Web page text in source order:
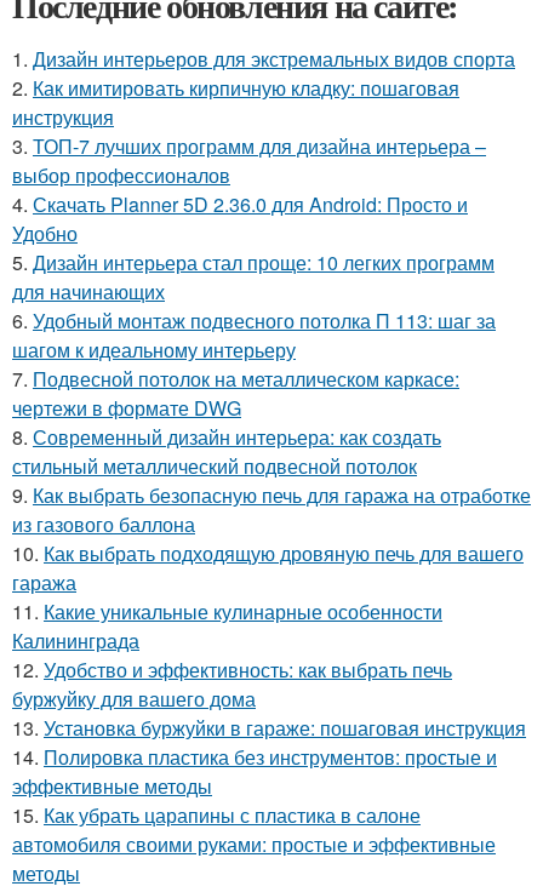
1. Дизайн интерьеров для экстремальных видов спорта
2. Как имитировать кирпичную кладку: пошаговая
инструкция
3. ТОП-7 лучших программ для дизайна интерьера –
выбор профессионалов
4. Скачать Planner 5D 2.36.0 для Android: Просто и
Удобно
5. Дизайн интерьера стал проще: 10 легких программ
для начинающих
6. Удобный монтаж подвесного потолка П 113: шаг за
шагом к идеальному интерьеру
7. Подвесной потолок на металлическом каркасе:
чертежи в формате DWG
8. Современный дизайн интерьера: как создать
стильный металлический подвесной потолок
9. Как выбрать безопасную печь для гаража на отработке
из газового баллона
10. Как выбрать подходящую дровяную печь для вашего
гаража
11. Какие уникальные кулинарные особенности
Калининграда
12. Удобство и эффективность: как выбрать печь
буржуйку для вашего дома
13. Установка буржуйки в гараже: пошаговая инструкция
14. Полировка пластика без инструментов: простые и
эффективные методы
15. Как убрать царапины с пластика в салоне
автомобиля своими руками: простые и эффективные
методы